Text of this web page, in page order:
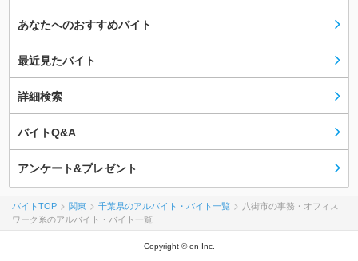
あなたへのおすすめバイト
最近見たバイト
詳細検索
バイトQ&A
アンケート&プレゼント
バイトTOP 関東 千葉県のアルバイト・バイト一覧
八街市の事務・オフィス
ワーク系のアルバイト・バイト一覧
Copyright © en Inc.